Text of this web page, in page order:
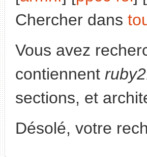
Chercher dans
Vous avez
contiennent
sections, et
Désolé, votre